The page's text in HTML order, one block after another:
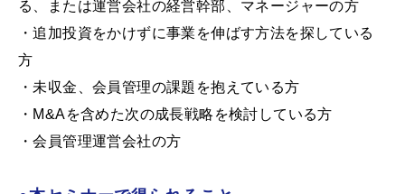
る、または運営会社の経営幹部、マネージャーの方
・追加投資をかけずに事業を伸ばす方法を探している
方
・未収金、会員管理の課題を抱えている方
・M&Aを含めた次の成長戦略を検討している方
・会員管理運営会社の方